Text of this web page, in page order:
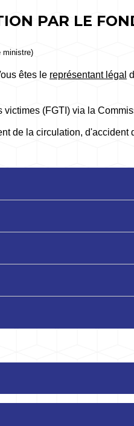
PAR LE
ministre)
êtes le représentant légal
(FGTI) via la
de la circulation,